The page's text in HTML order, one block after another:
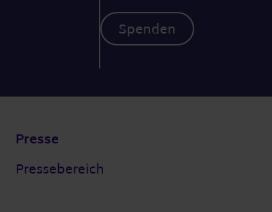
Spenden
Presse
Pressebereich